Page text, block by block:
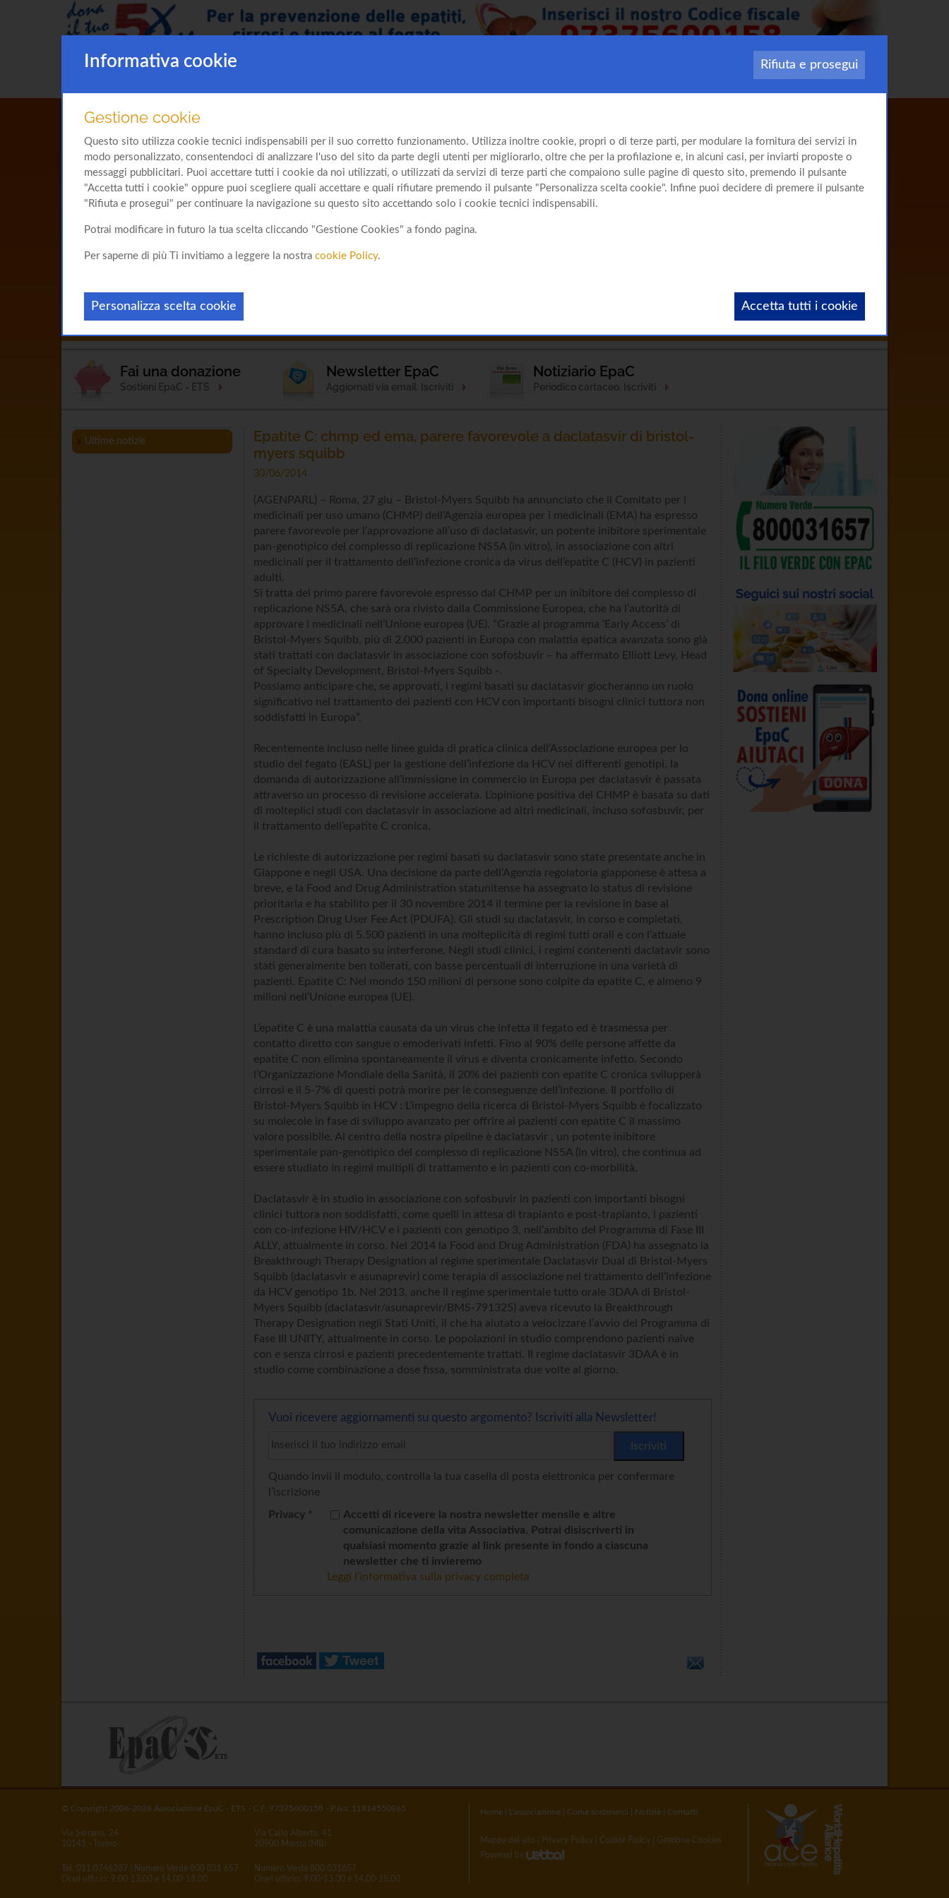
sullaCirrosi
Fai una donazione
Sostieni EpaC - ETS
Newsletter EpaC
Aggiornati via email. Iscriviti
Notiziario EpaC
Periodico cartaceo. Iscriviti
Ultime notizie
Epatite C: chmp ed ema, parere favorevole a daclatasvir di bristol-
myers squibb
30/06/2014
(AGENPARL) – Roma, 27 giu – Bristol-Myers Squibb ha annunciato che il Comitato per i
medicinali per uso umano (CHMP) dell’Agenzia europea per i medicinali (EMA) ha espresso
parere favorevole per l’approvazione all’uso di daclatasvir, un potente inibitore sperimentale
pan-genotipico del complesso di replicazione NS5A (in vitro), in associazione con altri
medicinali per il trattamento dell’infezione cronica da virus dell’epatite C (HCV) in pazienti
adulti.
Si tratta del primo parere favorevole espresso dal CHMP per un inibitore del complesso di
replicazione NS5A, che sarà ora rivisto dalla Commissione Europea, che ha l’autorità di
approvare i medicinali nell’Unione europea (UE). “Grazie al programma ‘Early Access’ di
Bristol-Myers Squibb, più di 2.000 pazienti in Europa con malattia epatica avanzata sono già
stati trattati con daclatasvir in associazione con sofosbuvir – ha affermato Elliott Levy, Head
of Specialty Development, Bristol-Myers Squibb -.
Possiamo anticipare che, se approvati, i regimi basati su daclatasvir giocheranno un ruolo
significativo nel trattamento dei pazienti con HCV con importanti bisogni clinici tuttora non
soddisfatti in Europa”.
Recentemente incluso nelle linee guida di pratica clinica dell’Associazione europea per lo
studio del fegato (EASL) per la gestione dell’infezione da HCV nei differenti genotipi, la
domanda di autorizzazione all’immissione in commercio in Europa per daclatasvir è passata
attraverso un processo di revisione accelerata. L’opinione positiva del CHMP è basata su dati
di molteplici studi con daclatasvir in associazione ad altri medicinali, incluso sofosbuvir, per
il trattamento dell’epatite C cronica.
Le richieste di autorizzazione per regimi basati su daclatasvir sono state presentate anche in
Giappone e negli USA. Una decisione da parte dell’Agenzia regolatoria giapponese è attesa a
breve, e la Food and Drug Administration statunitense ha assegnato lo status di revisione
prioritaria e ha stabilito per il 30 novembre 2014 il termine per la revisione in base al
Prescription Drug User Fee Act (PDUFA). Gli studi su daclatasvir, in corso e completati,
hanno incluso più di 5.500 pazienti in una molteplicità di regimi tutti orali e con l’attuale
standard di cura basato su interferone. Negli studi clinici, i regimi contenenti daclatavir sono
stati generalmente ben tollerati, con basse percentuali di interruzione in una varietà di
pazienti. Epatite C: Nel mondo 150 milioni di persone sono colpite da epatite C, e almeno 9
milioni nell’Unione europea (UE).
L’epatite C è una malattia causata da un virus che infetta il fegato ed è trasmessa per
contatto diretto con sangue o emoderivati infetti. Fino al 90% delle persone affette da
epatite C non elimina spontaneamente il virus e diventa cronicamente infetto. Secondo
l’Organizzazione Mondiale della Sanità, il 20% dei pazienti con epatite C cronica svilupperà
cirrosi e il 5-7% di questi potrà morire per le conseguenze dell’infezione. Il portfolio di
Bristol-Myers Squibb in HCV : L’impegno della ricerca di Bristol-Myers Squibb è focalizzato
su molecole in fase di sviluppo avanzato per offrire ai pazienti con epatite C il massimo
valore possibile. Al centro della nostra pipeline è daclatasvir , un potente inibitore
sperimentale pan-genotipico del complesso di replicazione NS5A (in vitro), che continua ad
essere studiato in regimi multipli di trattamento e in pazienti con co-morbilità.
Daclatasvir è in studio in associazione con sofosbuvir in pazienti con importanti bisogni
clinici tuttora non soddisfatti, come quelli in attesa di trapianto e post-trapianto, i pazienti
con co-infezione HIV/HCV e i pazienti con genotipo 3, nell’ambito del Programma di Fase III
ALLY, attualmente in corso. Nel 2014 la Food and Drug Administration (FDA) ha assegnato la
Breakthrough Therapy Designation al regime sperimentale Daclatasvir Dual di Bristol-Myers
Squibb (daclatasvir e asunaprevir) come terapia di associazione nel trattamento dell’infezione
da HCV genotipo 1b. Nel 2013, anche il regime sperimentale tutto orale 3DAA di Bristol-
Myers Squibb (daclatasvir/asunaprevir/BMS-791325) aveva ricevuto la Breakthrough
Therapy Designation negli Stati Uniti, il che ha aiutato a velocizzare l’avvio del Programma di
Fase III UNITY, attualmente in corso. Le popolazioni in studio comprendono pazienti naïve
con e senza cirrosi e pazienti precedentemente trattati. Il regime daclatasvir 3DAA è in
studio come combinazione a dose fissa, somministrata due volte al giorno.
Vuoi ricevere aggiornamenti su questo argomento? Iscriviti alla Newsletter!
Quando invii il modulo, controlla la tua casella di posta elettronica per confermare
l’iscrizione
Privacy *
Accetti di ricevere la nostra newsletter mensile e altre
comunicazione della vita Associativa. Potrai disiscriverti in
qualsiasi momento grazie al link presente in fondo a ciascuna
newsletter che ti invieremo
Leggi l’informativa sulla privacy completa
© Copyright 2006-2026 Associazione EpaC - ETS - C.F. 97375600158 - P.Iva: 11814550965
Via Serrano, 24
10141 - Torino
Tel. 011.0746287 | Numero Verde 800 031 657
Orari ufficio: 9.00-13.00 e 14.00-18.00
Via Carlo Alberto, 41
20900 Monza (MB)
Numero Verde 800.031657
Orari ufficio: 9.00-13.00 e 14.00-18.00
Home| L'associazione| Come sostenerci Notizie| Contatti
Mappa del sito Privacy Policy| Cookie Policy|
Gestione Cookies
Powered by
Informativa cookie Rifiuta e prosegui
Gestione cookie
Questo sito utilizza cookie tecnici indispensabili per il suo corretto funzionamento. Utilizza inoltre cookie, propri o di terze parti, per modulare la fornitura dei servizi in
modo personalizzato, consentendoci di analizzare l'uso del sito da parte degli utenti per migliorarlo, oltre che per la profilazione e, in alcuni casi, per inviarti proposte o
messaggi pubblicitari. Puoi accettare tutti i cookie da noi utilizzati, o utilizzati da servizi di terze parti che compaiono sulle pagine di questo sito, premendo il pulsante
"Accetta tutti i cookie" oppure puoi scegliere quali accettare e quali rifiutare premendo il pulsante "Personalizza scelta cookie". Infine puoi decidere di premere il pulsante
"Rifiuta e prosegui" per continuare la navigazione su questo sito accettando solo i cookie tecnici indispensabili.
Potrai modificare in futuro la tua scelta cliccando "Gestione Cookies" a fondo pagina.
Per saperne di più Ti invitiamo a leggere la nostra cookie Policy.
Personalizza scelta cookie Accetta tutti i cookie